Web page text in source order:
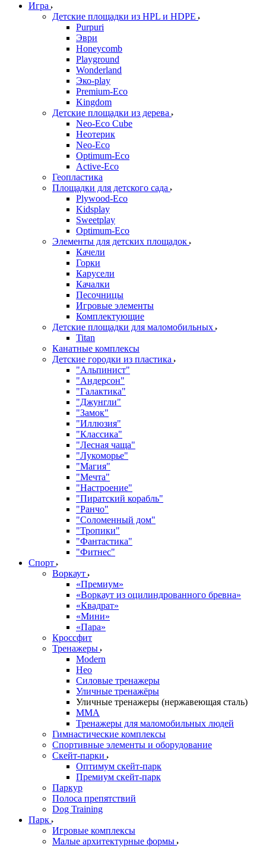
Игра
Детские площадки из HPL и HDPE
Purpuri
Эври
Honeycomb
Playground
Wonderland
Эко-play
Premium-Eco
Kingdom
Детские площадки из дерева
Neo-Eco Cube
Неотерик
Neo-Eco
Оptimum-Еco
Active-Eco
Геопластика
Площадки для детского сада
Plywood-Eco
Kidsplay
Sweetplay
Оptimum-Еco
Элементы для детских площадок
Качели
Горки
Карусели
Качалки
Песочницы
Игровые элементы
Комплектующие
Детские площадки для маломобильных
Titan
Канатные комплексы
Детские городки из пластика
"Альпинист"
"Андерсон"
"Галактика"
"Джунгли"
"Замок"
"Иллюзия"
"Классика"
"Лесная чаща"
"Лукоморье"
"Магия"
"Мечта"
"Настроение"
"Пиратский корабль"
"Ранчо"
"Соломенный дом"
"Тропики"
"Фантастика"
"Фитнес"
Спорт
Воркаут
«Премиум»
«Воркаут из оцилиндрованного бревна»
«Квадрат»
«Мини»
«Пара»
Кроссфит
Тренажеры
Modern
Нео
Силовые тренажеры
Уличные тренажёры
Уличные тренажеры (нержавеющая сталь)
ММА
Тренажеры для маломобильных людей
Гимнастические комплексы
Спортивные элементы и оборудование
Скейт-парки
Оптимум скейт-парк
Премиум скейт-парк
Паркур
Полоса препятствий
Dog Training
Парк
Игровые комплексы
Малые архитектурные формы